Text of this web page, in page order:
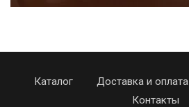
Каталог Доставка и оплата
Контакты